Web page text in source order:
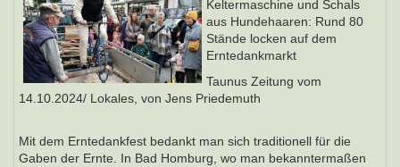
Keltermaschine und Schals
aus Hundehaaren: Rund 80
Stände locken auf dem
Erntedankmarkt
Taunus Zeitung vom
14.10.2024/ Lokales, von Jens Priedemuth
Mit dem Erntedankfest bedankt man sich traditionell für die
Gaben der Ernte. In Bad Homburg, wo man bekanntermaßen